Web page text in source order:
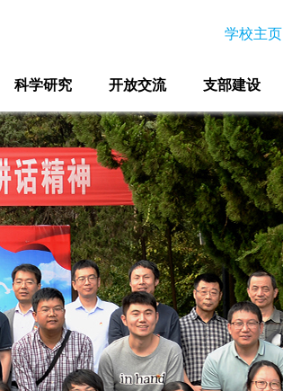
学校主页
科学研究 开放交流 支部建设